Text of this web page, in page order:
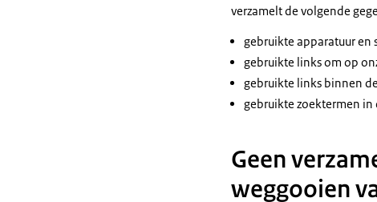
verzamelt de volgende
gebruikte apparatuur en
gebruikte links om op
gebruikte links binnen
gebruikte zoektermen in
Geen
weggooien